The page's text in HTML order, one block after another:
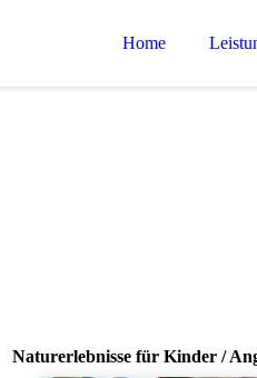
Home
Naturerlebnisse für Kinder /